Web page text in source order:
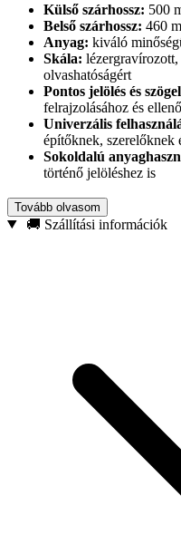
Külső szárhossz: 500
Belső szárhossz: 460
Anyag: kiváló
Skála: lézergravírozott,
olvashatóságért
Pontos jelölés és
felrajzolásához és
Univerzális
építőknek, szerelőknek
Sokoldalú
történő jelöléshez is
Válassza ezt a derékszöget, ha
ésstrapabíró, deformációálló
Tovább olvasom
🚚 Szállítási információk